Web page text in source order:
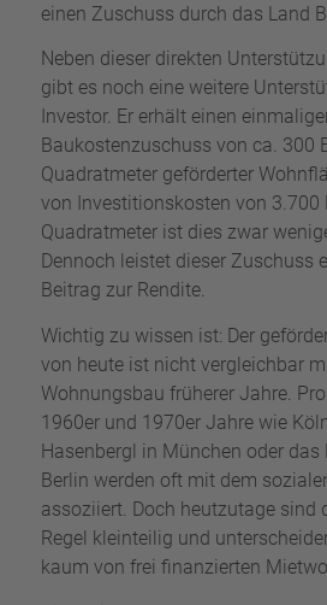
einen Zuschuss durch das Land
Neben dieser direkten
gibt es noch eine weitere
Investor. Er erhält einen
Baukostenzuschuss von ca. 300
Quadratmeter geförderter
von Investitionskosten von 3.700
Quadratmeter ist dies zwar
Dennoch leistet dieser Zuschuss
Beitrag zur Rendite.
Wichtig zu wissen ist: Der
von heute ist nicht vergleichbar
Wohnungsbau früherer Jahre.
1960er und 1970er Jahre wie
Hasenbergl in München oder
Berlin werden oft mit dem
assoziiert. Doch heutzutage sind
Regel kleinteilig und
kaum von frei finanzierten